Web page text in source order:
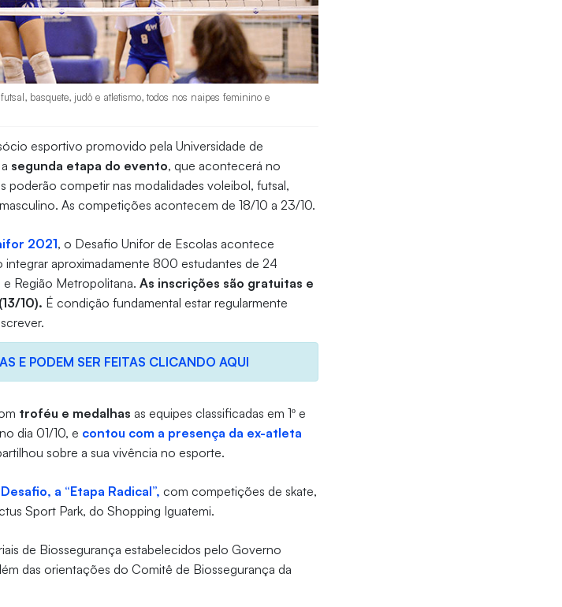
basquete, judô e atletismo, todos nos naipes feminino e
esportivo promovido pela Universidade de
segunda etapa do evento, que acontecerá no
poderão competir nas modalidades voleibol, futsal,
As competições acontecem de 18/10 a 23/10.
2021, o Desafio Unifor de Escolas acontece
aproximadamente 800 estudantes de 24
e Região Metropolitana.As inscrições são gratuitas e
10). É condição fundamental estar regularmente
E PODEM SER FEITAS CLICANDO AQUI
troféu e medalhas as equipes classificadas em 1º e
dia 01/10, e contou com a presença da ex-atleta
sobre a sua vivência no esporte.
a “Etapa Radical”, com competições de skate,
Sport Park, do Shopping Iguatemi.
de Biossegurança estabelecidos pelo Governo
das orientações do Comitê de Biossegurança da